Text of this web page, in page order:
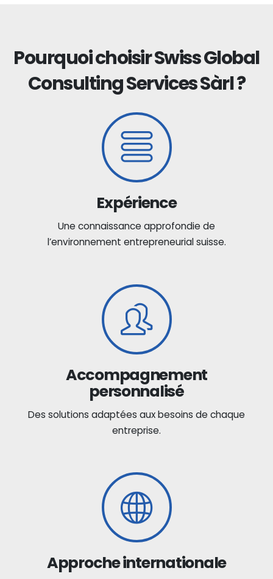
Pourquoi choisir Swiss Global
Consulting Services Sàrl ?
Expérience
Une connaissance approfondie de
l’environnement entrepreneurial suisse.
Accompagnement
personnalisé
Des solutions adaptées aux besoins de chaque
entreprise.
Approche internationale